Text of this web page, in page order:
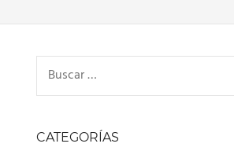
CATEGORÍAS